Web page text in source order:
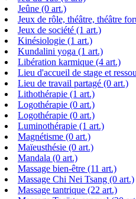
Jeûne (0 art.)
Jeux de rôle, théâtre, théâtre
Jeux de société (1 art.)
Kinésiologie (1 art.)
Kundalini yoga (1 art.)
Libération karmique (4 art.)
Lieu d'accueil de stage et
Lieu de travail partagé (0 art.)
Lithothérapie (1 art.)
Logothérapie (0 art.)
Logothérapie (0 art.)
Luminothérapie (1 art.)
Magnétisme (0 art.)
Maïeusthésie (0 art.)
Mandala (0 art.)
Massage bien-être (11 art.)
Massage Chi Nei Tsang (0 art.)
Massage tantrique (22 art.)